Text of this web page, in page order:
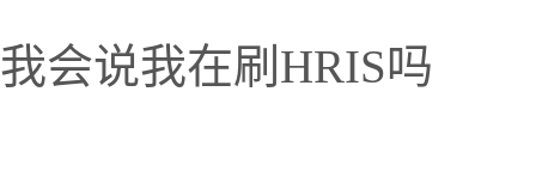
我会说我在刷HRIS吗